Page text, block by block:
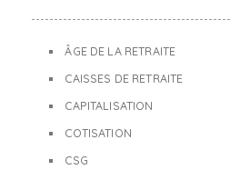
ÂGE DE LA RETRAITE
CAISSES DE RETRAITE
CAPITALISATION
COTISATION
CSG